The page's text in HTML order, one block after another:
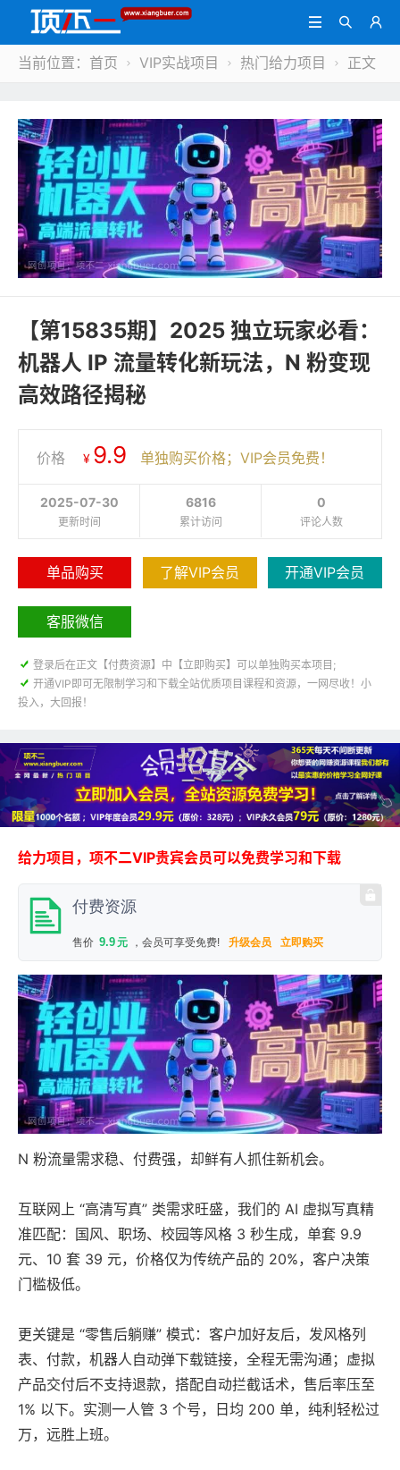



当前位置： 首页  VIP实战项目  热门给力项目  正文
【第15835期】2025 独立玩家必看：
机器人 IP 流量转化新玩法，N 粉变现
高效路径揭秘
价格 ¥ 9.9 单独购买价格；VIP会员免费！
0
评论人数
6816
累计访问
2025-07-30
更新时间
单品购买 了解VIP会员 开通VIP会员
客服微信
 登录后在正文【付费资源】中【立即购买】可以单独购买本项目;
 开通VIP即可无限制学习和下载全站优质项目课程和资源，一网尽收！小
投入，大回报！
给力项目，项不二VIP贵宾会员可以免费学习和下载
付费资源
售价 9.9元 ，会员可享受免费! 升级会员 立即购买
N 粉流量需求稳、付费强，却鲜有人抓住新机会。
互联网上 “高清写真” 类需求旺盛，我们的 AI 虚拟写真精
准匹配：国风、职场、校园等风格 3 秒生成，单套 9.9
元、10 套 39 元，价格仅为传统产品的 20%，客户决策
门槛极低。
更关键是 “零售后躺赚” 模式：客户加好友后，发风格列
表、付款，机器人自动弹下载链接，全程无需沟通；虚拟
产品交付后不支持退款，搭配自动拦截话术，售后率压至
1% 以下。实测一人管 3 个号，日均 200 单，纯利轻松过
万，远胜上班。